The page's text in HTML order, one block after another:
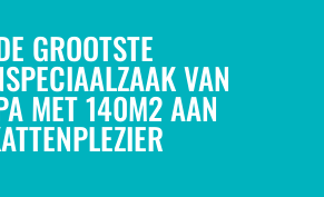
GROOTSTE
VAN
MET 140M2 AAN